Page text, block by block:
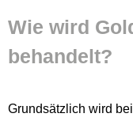
Wie wird
behandelt?
Grund­sät­zlich wird